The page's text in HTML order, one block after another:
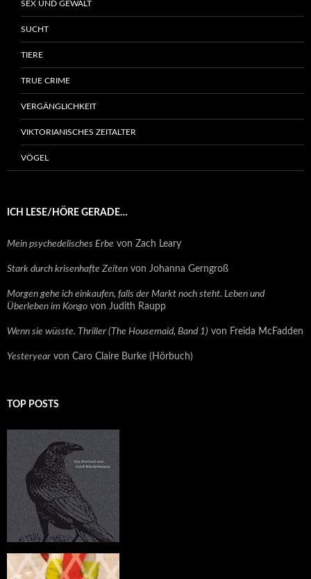
SEX UND GEWALT
SUCHT
TIERE
TRUE CRIME
VERGÄNGLICHKEIT
VIKTORIANISCHES ZEITALTER
VÖGEL
ICH LESE/HÖRE GERADE…
Mein psychedelisches Erbe von Zach Leary
Stark durch krisenhafte Zeiten von Johanna Gerngroß
Morgen gehe ich einkaufen, falls der Markt noch steht. Leben und
Überleben im Kongo von Judith Raupp
Wenn sie wüsste. Thriller (The Housemaid, Band 1) von Freida McFadden
Yesteryear von Caro Claire Burke (Hörbuch)
TOP POSTS